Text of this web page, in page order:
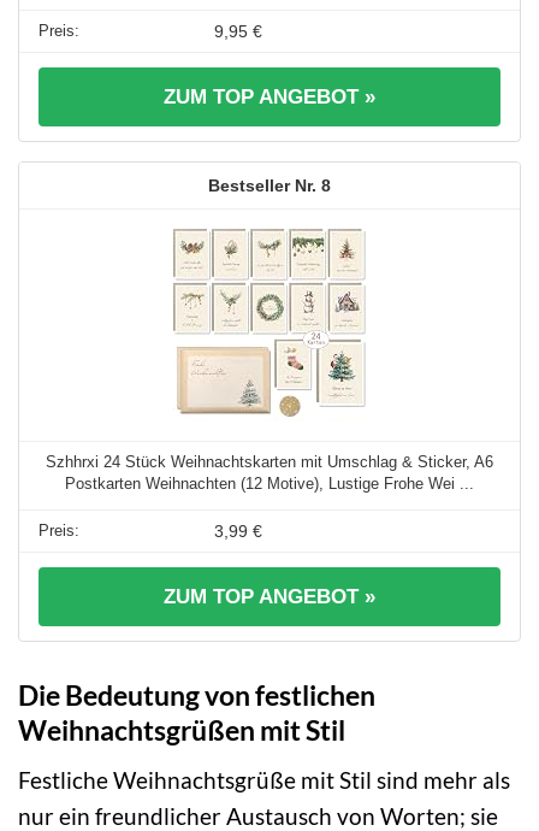
9,95 €
ZUM TOP ANGEBOT »
8
Szhhrxi 24 Stück Weihnachtskarten mit Umschlag & Sticker, A6
Postkarten Weihnachten (12 Motive), Lustige Frohe Wei ...
3,99 €
ZUM TOP ANGEBOT »
Die Bedeutung von festlichen
Weihnachtsgrüßen mit Stil
Festliche Weihnachtsgrüße mit Stil sind mehr als
nur ein freundlicher Austausch von Worten; sie